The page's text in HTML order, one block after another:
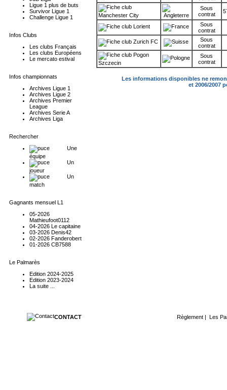
Ligue 1 plus de buts
Survivor Ligue 1
Challenge Ligue 1
Infos Clubs
Les clubs Français
Les clubs Européens
Le mercato estival
Infos championnats
Archives Ligue 1
Archives Ligue 2
Archives Premier
League
Archives Serie A
Archives Liga
Rechercher
Une
équipe
Un
joueur
Un
match
Gagnants mensuel L1
05-2026
Mathieufoot0112
04-2026 Le capitaine
03-2026 Denis42
02-2026 Fanderobert
01-2026 CB7588
Le Palmarès
Edition 2024-2025
Edition 2023-2024
La suite ...
Manchester City
Sous
contrat
Lorient
Sous
contrat
Zurich FC
Sous
contrat
Pogon
Szczecin
Sous
contrat
Les informations disponibles ne
et 2006/2007
CONTACT Règlement | Les